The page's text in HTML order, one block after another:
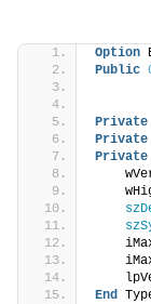
Option
Public
Private
Private
Private
End